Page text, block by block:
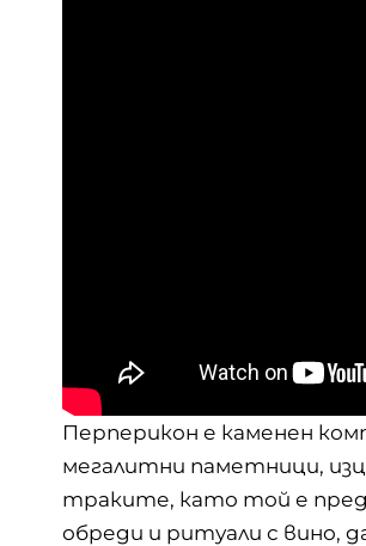
Перперикон е каменен
мегалитни паметници,
траките, като той е
обреди и ритуали с вино,